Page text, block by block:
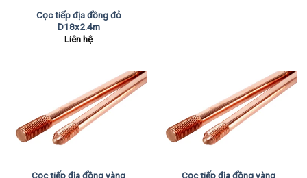
Cọc tiếp địa đồng đỏ
D18x2.4m
Liên hệ
Cọc tiếp địa đồng vàng
Cọc tiếp địa đồng vàng